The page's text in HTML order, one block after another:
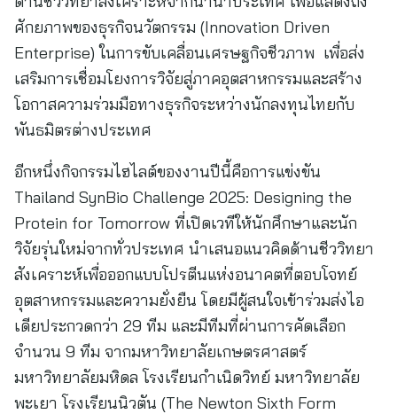
ศักยภาพของธุรกิจนวัตกรรม (Innovation Driven
Enterprise) ในการขับเคลื่อนเศรษฐกิจชีวภาพ เพื่อส่ง
เสริมการเชื่อมโยงการวิจัยสู่ภาคอุตสาหกรรมและสร้าง
โอกาสความร่วมมือทางธุรกิจระหว่างนักลงทุนไทยกับ
พันธมิตรต่างประเทศ
อีกหนึ่งกิจกรรมไฮไลต์ของงานปีนี้คือการแข่งขัน
Thailand SynBio Challenge 2025: Designing the
Protein for Tomorrow ที่เปิดเวทีให้นักศึกษาและนัก
วิจัยรุ่นใหม่จากทั่วประเทศ นำเสนอแนวคิดด้านชีววิทยา
สังเคราะห์เพื่อออกแบบโปรตีนแห่งอนาคตที่ตอบโจทย์
อุตสาหกรรมและความยั่งยืน โดยมีผู้สนใจเข้าร่วมส่งไอ
เดียประกวดกว่า 29 ทีม และมีทีมที่ผ่านการคัดเลือก
จำนวน 9 ทีม จากมหาวิทยาลัยเกษตรศาสตร์
มหาวิทยาลัยมหิดล โรงเรียนกำเนิดวิทย์ มหาวิทยาลัย
พะเยา โรงเรียนนิวตัน (The Newton Sixth Form